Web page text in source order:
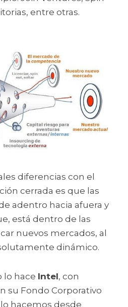
entre otras.
diferencias con el
cerrada es que las
adentro hacia afuera y
está dentro de las
nuevos mercados, al
dinámico.
lo hace Intel, con
su Fondo Corporativo